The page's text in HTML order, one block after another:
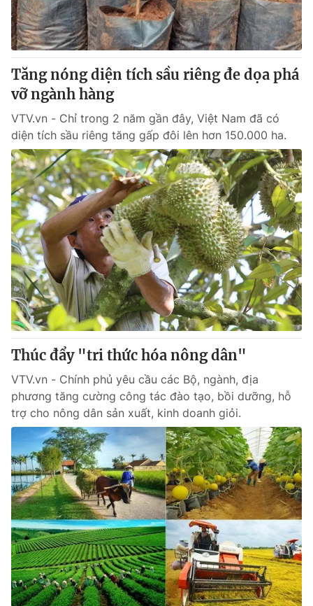
Tăng nóng diện tích sầu riêng đe dọa phá
vỡ ngành hàng
VTV.vn - Chỉ trong 2 năm gần đây, Việt Nam đã có
diện tích sầu riêng tăng gấp đôi lên hơn 150.000 ha.
Thúc đẩy "tri thức hóa nông dân"
VTV.vn - Chính phủ yêu cầu các Bộ, ngành, địa
phương tăng cường công tác đào tạo, bồi dưỡng, hỗ
trợ cho nông dân sản xuất, kinh doanh giỏi.